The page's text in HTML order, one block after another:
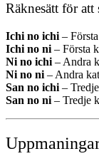
Räknesätt för att
Ichi no ichi –
Ichi no ni – Första
Ni no ichi – Andra
Ni no ni – Andra
San no ichi –
San no ni – Tredje